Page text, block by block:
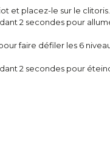
et placez-le sur le clitoris.
2 secondes pour
faire défiler les 6
2 secondes pour